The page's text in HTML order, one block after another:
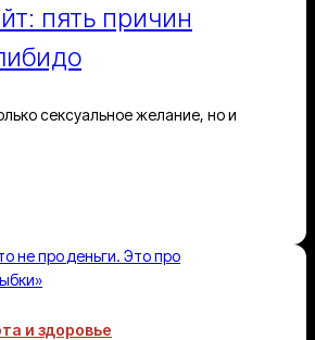
пять причин
сексуальное желание, но и
и здоровье